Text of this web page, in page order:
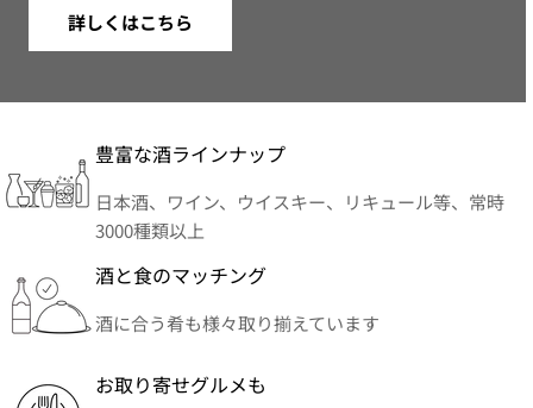
詳しくはこちら
豊富な酒ラインナップ
日本酒、ワイン、ウイスキー、リキュール等、常時
3000種類以上
酒と食のマッチング
酒に合う肴も様々取り揃えています
お取り寄せグルメも